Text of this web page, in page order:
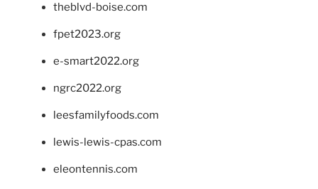
theblvd-boise.com
fpet2023.org
e-smart2022.org
ngrc2022.org
leesfamilyfoods.com
lewis-lewis-cpas.com
eleontennis.com